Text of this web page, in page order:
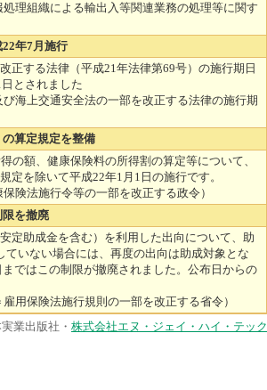
処理組織による輸出入等関連業務の処理等に関す
年7月施行
正する法律（平成21年法律第69号）の施行期日
とされました
び海上交通安全法の一部を改正する法律の施行期
算定規定を整備
の額、健康保険料の所得割の算定等について、
定を除いて平成22年1月1日の施行です。
険法施行令等の一部を改正する政令）
を撤廃
定助成金を含む）を利用した出向について、助
いない場合には、再度の出向は助成対象とな
ではこの制限が撤廃されました。公布日からの
用保険法施行規則の一部を改正する省令）
業出版社・ 株式会社エヌ・ジェイ・ハイ・テック